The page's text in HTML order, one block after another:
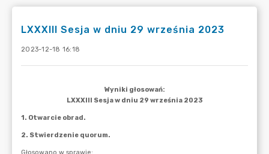
LXXXIII Sesja w dniu 29 września 2023
2023-12-18 16:18